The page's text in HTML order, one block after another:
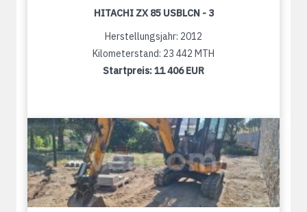
HITACHI ZX 85 USBLCN - 3
Herstellungsjahr: 2012
Kilometerstand: 23 442 MTH
Startpreis:11 406 EUR